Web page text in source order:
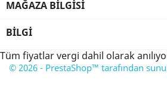
MAĞAZA BILGISI
BILGI
Tüm fiyatlar vergi dahil olarak
© 2026 - PrestaShop™ tarafından